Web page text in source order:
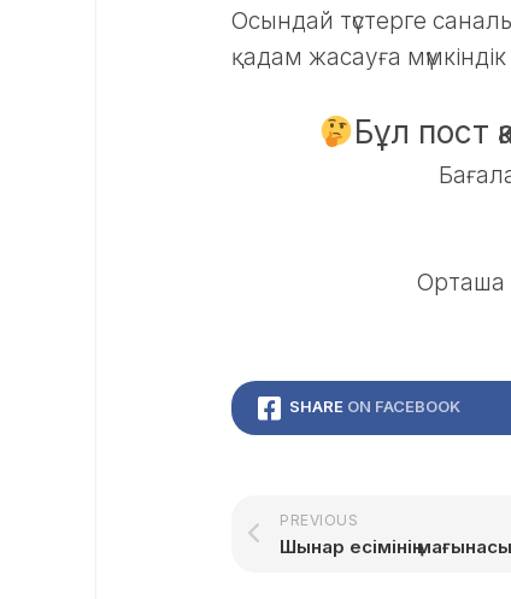
Осындай түстерге саналы
қадам жасауға
Бұл пост
Орташа
SHARE ON FACEBOOK
PREVIOUS
Шынар есімінің мағынасы